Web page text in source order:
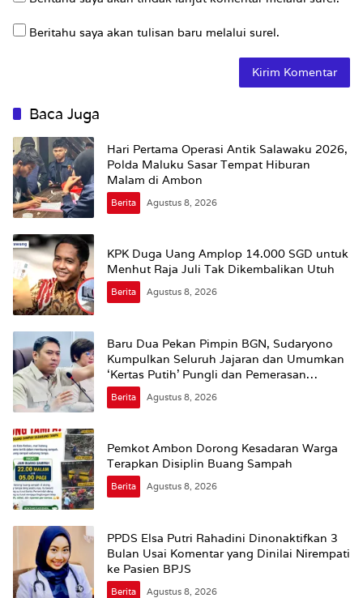
Beritahu saya akan tulisan baru melalui surel.
Baca Juga
Hari Pertama Operasi Antik Salawaku 2026,
Polda Maluku Sasar Tempat Hiburan
Malam di Ambon
Berita Agustus 8, 2026
KPK Duga Uang Amplop 14.000 SGD untuk
Menhut Raja Juli Tak Dikembalikan Utuh
Berita Agustus 8, 2026
Baru Dua Pekan Pimpin BGN, Sudaryono
Kumpulkan Seluruh Jajaran dan Umumkan
‘Kertas Putih’ Pungli dan Pemerasan
Supplier harus Berhenti Sekarang
Berita Agustus 8, 2026
Pemkot Ambon Dorong Kesadaran Warga
Terapkan Disiplin Buang Sampah
Berita Agustus 8, 2026
PPDS Elsa Putri Rahadini Dinonaktifkan 3
Bulan Usai Komentar yang Dinilai Nirempati
ke Pasien BPJS
Berita Agustus 8, 2026